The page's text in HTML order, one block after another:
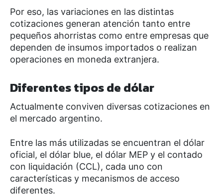
Por eso, las variaciones en las distintas
cotizaciones generan atención tanto entre
pequeños ahorristas como entre empresas que
dependen de insumos importados o realizan
operaciones en moneda extranjera.
Diferentes tipos de dólar
Actualmente conviven diversas cotizaciones en
el mercado argentino.
Entre las más utilizadas se encuentran el dólar
oficial, el dólar blue, el dólar MEP y el contado
con liquidación (CCL), cada uno con
características y mecanismos de acceso
diferentes.